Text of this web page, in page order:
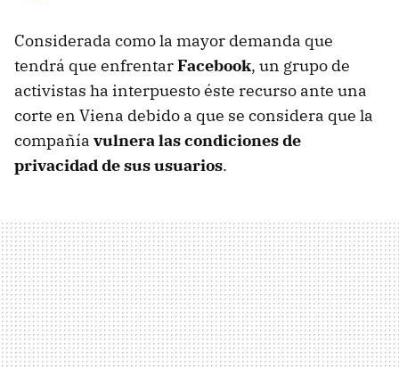
Considerada como la mayor demanda que
tendrá que enfrentarFacebook, un grupo de
activistas ha interpuesto éste recurso ante una
corte en Viena debido a que se considera que la
compañía vulnera las condiciones de
privacidad de sus usuarios.